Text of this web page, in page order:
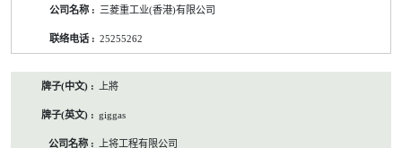
三菱重工业(香港)有限公司
25255262
上將
giggas
上将工程有限公司